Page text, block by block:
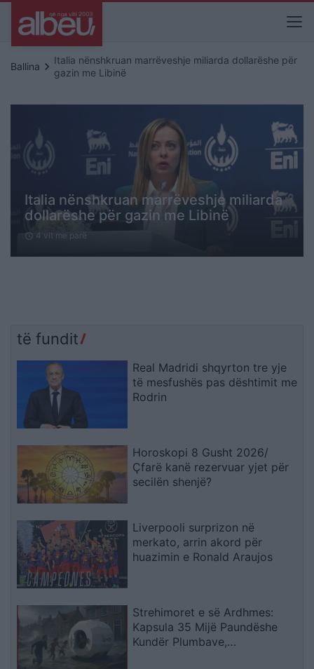
Ballina keyboard_arrow_right Italia nënshkruan marrëveshje miliarda dollarëshe për
gazin me Libinë
Italia nënshkruan marrëveshje miliarda
dollarëshe për gazin me Libinë
schedule 4 vit me parë
të fundit
Real Madridi shqyrton tre yje
të mesfushës pas dështimit me
Rodrin
Horoskopi 8 Gusht 2026/
Çfarë kanë rezervuar yjet për
secilën shenjë?
Liverpooli surprizon në
merkato, arrin akord për
huazimin e Ronald Araujos
Strehimoret e së Ardhmes:
Kapsula 35 Mijë Paundëshe
Kundër Plumbave,